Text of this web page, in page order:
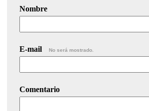
Nombre
E-mail No será mostrado.
Comentario